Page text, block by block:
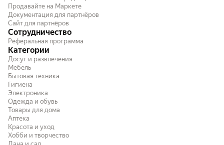
отсек, и не надо никаких лишних мешков!
Продавайте на Маркете
Документация для партнёров
Сайт для партнёров
Сотрудничество
Реферальная программа
Категории
Досуг и развлечения
Мебель
Бытовая техника
Гигиена
Электроника
Одежда и обувь
Товары для дома
Аптека
Красота и уход
Хобби и творчество